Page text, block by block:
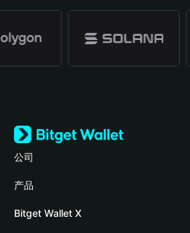
公司
关于 Bitget Wallet
博客
产品
加密卡
Bitget Wallet X